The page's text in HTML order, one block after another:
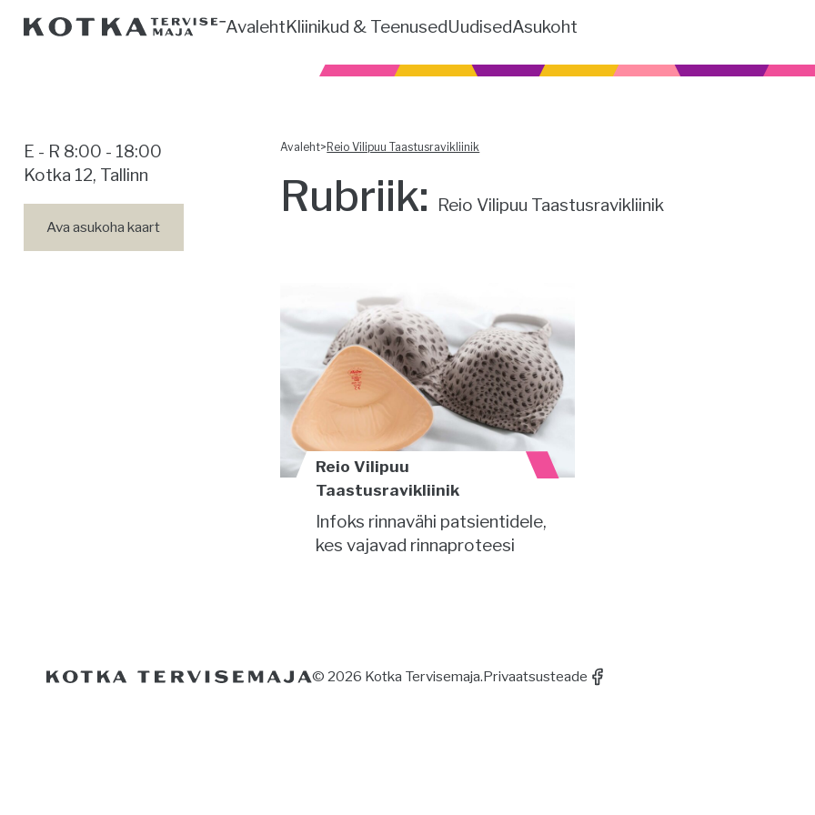
AvalehtKliinikud & TeenusedUudisedAsukoht
E - R 8:00 - 18:00
Kotka 12, Tallinn
Ava asukoha kaart
Avaleht> Reio Vilipuu Taastusravikliinik
Rubriik: Reio Vilipuu Taastusravikliinik
Reio Vilipuu
Taastusravikliinik
Infoks rinnavähi patsientidele,
kes vajavad rinnaproteesi
© 2026 Kotka Tervisemaja.Privaatsusteade